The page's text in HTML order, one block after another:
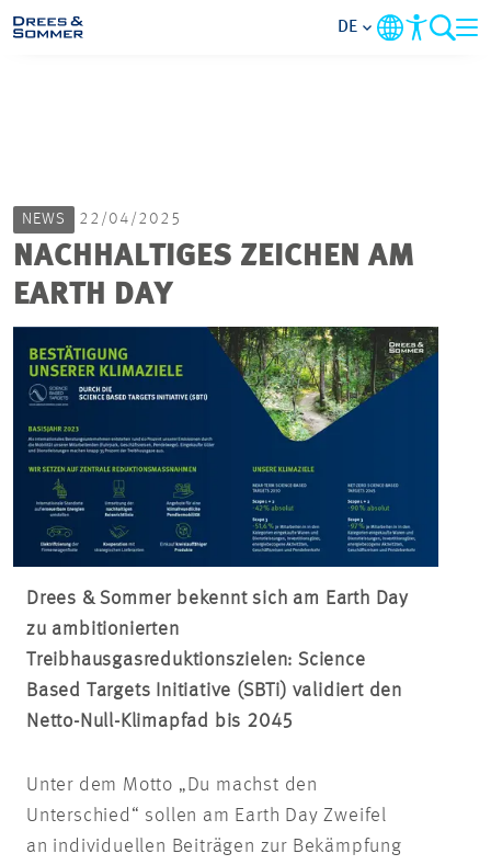
KARRIERE
PROJEKTE
KONTAKT
DE
NEWS 22/04/2025
NACHHALTIGES ZEICHEN AM
EARTH DAY
Drees & Sommer bekennt sich am Earth Day
zu ambitionierten
Treibhausgasreduktionszielen: Science
Based Targets Initiative (SBTi) validiert den
Netto-Null-Klimapfad bis 2045
Unter dem Motto „Du machst den
Unterschied“ sollen am Earth Day Zweifel
an individuellen Beiträgen zur Bekämpfung